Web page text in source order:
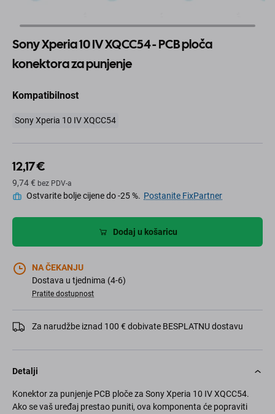
Sony Xperia 10 IV XQCC54 - PCB ploča
konektora za punjenje
Kompatibilnost
Sony Xperia 10 IV XQCC54
12,17 €
9,74 € bez PDV-a
Ostvarite bolje cijene do -25 %. Postanite FixPartner
Dodaj u košaricu
NA ČEKANJU
Dostava u tjednima (4-6)
Pratite dostupnost
Za narudžbe iznad 100 € dobivate BESPLATNU dostavu
Detalji
Konektor za punjenje PCB ploče za Sony Xperia 10 IV XQCC54.
Ako se vaš uređaj prestao puniti, ova komponenta će popraviti